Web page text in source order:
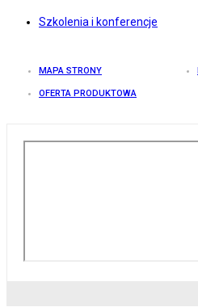
Szkolenia i konferencje
MAPA STRONY
OFERTA PRODUKTOWA